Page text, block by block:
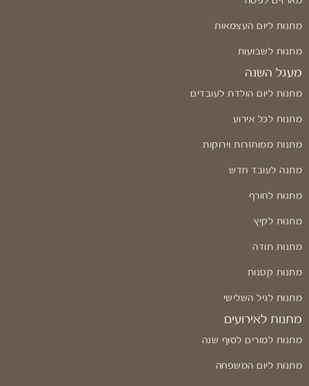
מתנות ליום העצמאות
מתנות לשבועות
מעגל השנה
מתנות ליום הולדת לעובדים
מתנות לכל אירוע
מתנות ממוחזרות וירוקות
מתנה לעובד חדש
מתנות לחורף
מתנות לקיץ
מתנות תודה
מתנות קטנות
מתנות לגיל השלישי
מתנות לאירועים
מתנות למורים לסוף שנה
מתנות ליום המשפחה